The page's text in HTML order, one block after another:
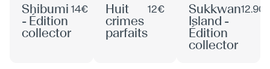
Shibumi
- Édition
collector
14€
Huit
crimes
parfaits
12€
Sukkwan
Island -
Édition
collector